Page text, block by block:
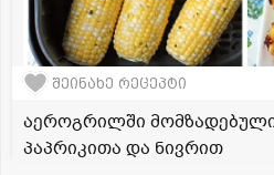
შეინახე რეცეპტი
აეროგრილში
პაპრიკითა და ნივრით